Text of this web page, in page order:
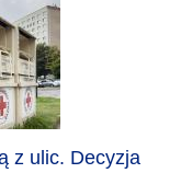
z ulic. Decyzja